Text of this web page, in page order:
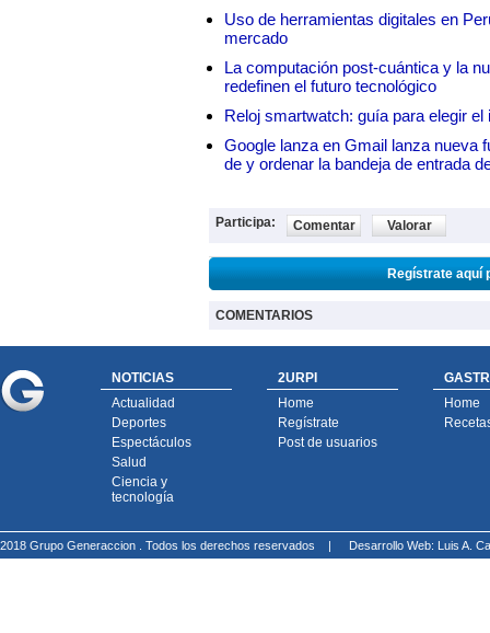
Uso de herramientas digitales en
mercado
La computación post-cuántica y la
redefinen el futuro tecnológico
Reloj smartwatch: guía para elegir el
Google lanza en Gmail lanza nueva
de y ordenar la bandeja de entrada
Participa: Comentar Valorar
Regístrate aquí
COMENTARIOS
NOTICIAS
Actualidad
Deportes
Espectáculos
Salud
Ciencia y
tecnología
2URPI
Home
Regístrate
Post de usuarios
Home
2018 Grupo Generaccion . Todos los derechos reservados | Desarrollo Web: Luis